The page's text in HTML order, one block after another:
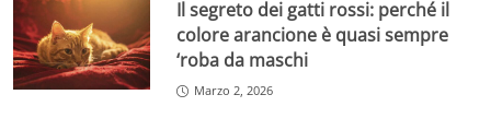
Il segreto dei gatti rossi: perché il
colore arancione è quasi sempre
‘roba da maschi
Marzo 2, 2026